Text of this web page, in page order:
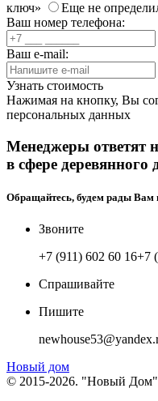
ключ»
Еще не
Ваш номер телефона:
Ваш e-mail:
Узнать стоимость
Нажимая на кнопку, Вы
персональных данных
Менеджеры ответят
в сфере деревянного
Обращайтесь, будем рады Вам
Звоните
+7 (911) 602 60 16+7
Спрашивайте
Пишите
Новый дом
© 2015-2026. "Новый Дом"